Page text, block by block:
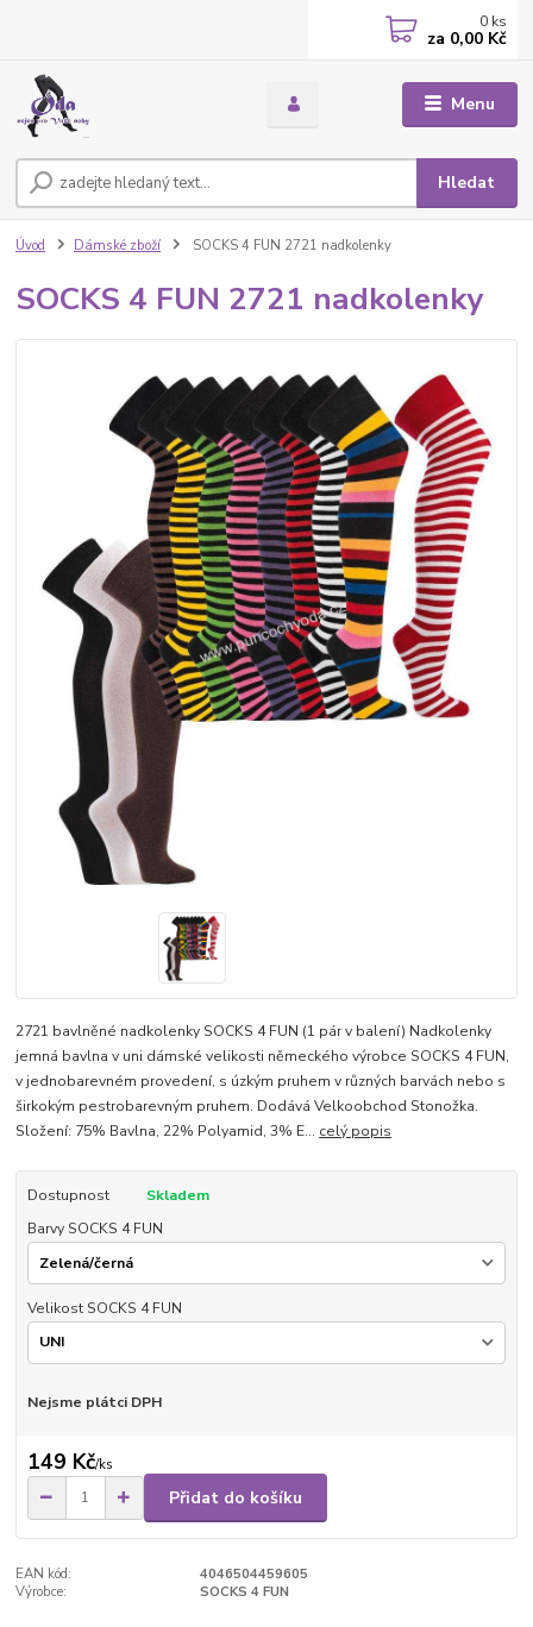
Menu
Hledat
0 ks
za 0,00 Kč
Úvod Dámské zboží SOCKS 4 FUN 2721 nadkolenky
SOCKS 4 FUN 2721 nadkolenky
2721 bavlněné nadkolenky SOCKS 4 FUN (1 pár v balení) Nadkolenky
jemná bavlna v uni dámské velikosti německého výrobce SOCKS 4 FUN,
v jednobarevném provedení, s úzkým pruhem v různých barvách nebo s
širkokým pestrobarevným pruhem. Dodává Velkoobchod Stonožka.
Složení: 75% Bavlna, 22% Polyamid, 3% E... celý popis
Dostupnost
Skladem
Barvy SOCKS 4 FUN
Velikost SOCKS 4 FUN
Nejsme plátci DPH
149 Kč/ks
Přidat do košíku
EAN kód:
4046504459605
Výrobce:
SOCKS 4 FUN